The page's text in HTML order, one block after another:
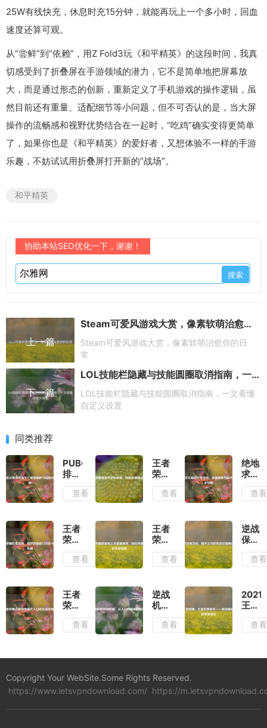
25W有线快充，休息时充15分钟，就能再玩上一个多小时，回血
速度还算可观。
从“尝鲜”到“依赖”，用Z Fold3玩《和平精英》的这段时间，我真
切感受到了折叠屏在手游领域的潜力，它不是简单地把屏幕放
大，而是通过形态的创新，重新定义了手机游戏的操作逻辑，虽
然目前还有重量、适配细节等小问题，但不可否认的是，当大屏
操作的流畅感和视野优势结合在一起时，“吃鸡”确实变得更简单
了，如果你也是《和平精英》的爱好者，又想体验不一样的手游
乐趣，不妨试试用折叠屏打开新的“战场”。
和平精英
协助本站SEO优化一下，谢谢！
上一篇
Steam可爱风游戏大赏，像素软萌治愈你的日常
Steam可爱风游戏大赏，像素软萌治愈你的日
常
下一篇
LOL技能栏隐藏与技能圆圈取消指南，一文看懂自定义设置
LOL技能栏隐藏与技能圆圈取消指南，一文看懂
自定义设置
同类推荐
PUBG
排位
赛突
然消
解析
与玩
对指
南
查看
王者
荣耀
语音
开启
轻松
设置
开黑
查看
绝地
求生
端游
打野
资源
搜集
术制
胜全
查看
王者
荣耀
吃瓜
获取
热门
八卦
与皮
肤攻
查看
王者
荣耀
低星
局上
荐，
轻松
瓶颈
的实
南
查看
逆战
保卫
战，
猎手
战价
值解
查看
王者
荣耀
边境
突围
及玩
解析
查看
逆战
机甲
终极
门到
制霸
战场
查看
2021
王者
荣
耀，
称号
巅峰
极荣
查看
Copyright Your WebSite.Some Rights Reserved.
https://www.letsvpndownload.com/ https://